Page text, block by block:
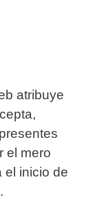
atribuye
el mero
el inicio de